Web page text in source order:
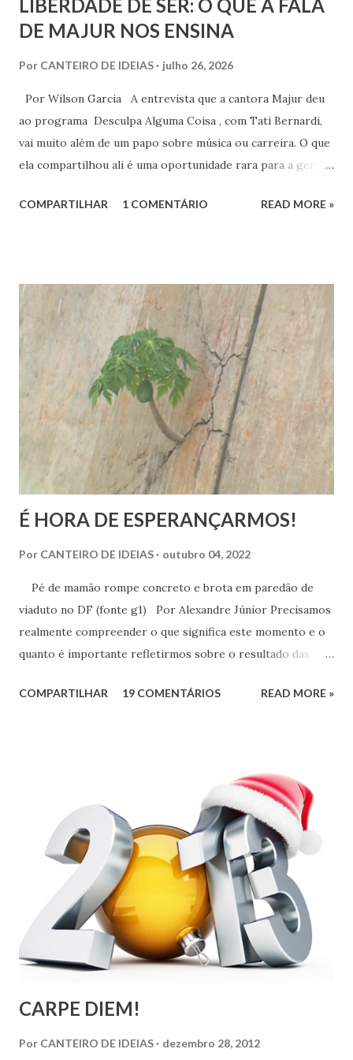
LIBERDADE DE SER: O QUE A FALA
DE MAJUR NOS ENSINA
Por CANTEIRO DE IDEIAS julho 26, 2026
Por Wilson Garcia A entrevista que a cantora Majur deu
ao programa Desculpa Alguma Coisa , com Tati Bernardi,
vai muito além de um papo sobre música ou carreira. O que
ela compartilhou ali é uma oportunidade rara para a gente
identidade espiritual, pertencimento e intolerância
Ao dizer que deixar o ambiente evangélico não significou
abandonar Deus, mas sim se libertar de uma prisão, ela
expõe algo que muita gente vive: a busca por uma
espiritualidade que faça sentido com quem a gente
realmente é.
COMPARTILHAR 1 COMENTÁRIO READ MORE »
É HORA DE ESPERANÇARMOS!
Por CANTEIRO DE IDEIAS outubro 04, 2022
Pé de mamão rompe concreto e brota em paredão de
viaduto no DF (fonte g1) Por Alexandre Júnior Precisamos
realmente compreender o que significa este momento e o
quanto é importante refletirmos sobre o resultado das
esperançar! A História do Brasil é feita de invasão,
COMPARTILHAR 19 COMENTÁRIOS READ MORE »
CARPE DIEM!
Por CANTEIRO DE IDEIAS dezembro 28, 2012